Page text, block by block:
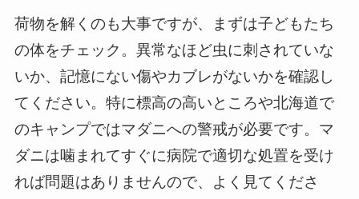
荷物を解くのも大事ですが、まずは子どもたち
の体をチェック。異常なほど虫に刺されていな
いか、記憶にない傷やカブレがないかを確認し
てください。特に標高の高いところや北海道で
のキャンプではマダニへの警戒が必要です。マ
ダニは噛まれてすぐに病院で適切な処置を受け
れば問題はありませんので、よく見てくださ